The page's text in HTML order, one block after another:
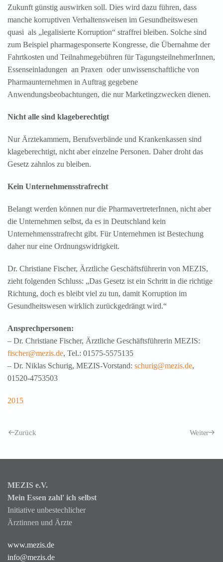
Zukunft günstig auswirken soll. Dies wird dazu führen, dass
manche korruptiven Verhaltensweisen im Gesundheitswesen
quasi als „legalisierte Korruption“ straffrei bleiben. Solche sind
zum Beispiel pharmagesponserte Kongresse, die Übernahme der
Fahrtkosten und Teilnahmegebühren für TagungsteilnehmerInnen,
Essenseinladungen an Praxen oder unwissenschaftliche von
Pharmaunternehmen in Auftrag gegebene
Anwendungsbeobachtungen, die nur Marketingzwecken dienen.
Nicht alle sind klageberechtigt
Nur Ärztekammern, Berufsverbände und Krankenkassen sind
klageberechtigt, nicht aber einzelne Personen. Daher droht das
Gesetz zahnlos zu bleiben.
Kein Unternehmensstrafrecht
Belangt werden können nur die PharmavertreterInnen, nicht aber
die Unternehmen selbst, da es in Deutschland kein
Unternehmensstrafrecht gibt. Für Unternehmen ist Bestechung
daher nur eine Ordnungswidrigkeit.
Dr. Christiane Fischer, Ärztliche Geschäftsführerin von MEZIS,
zieht folgenden Schluss: „Das Gesetz ist ein Schritt in die richtige
Richtung, doch es bleibt viel zu tun, damit Korruption im
Gesundheitswesen wirklich zurückgedrängt wird.“
Ansprechpersonen:
– Dr. Christiane Fischer, Ärztliche Geschäftsführerin MEZIS:
fischer@mezis.de, Tel.: 01575-5575135
– Dr. Niklas Schurig, MEZIS-Vorstand: schurig@mezis.de,
01520-4753503
2015
Zurück Weiter
MEZIS e.V.
Mein Essen zahl' ich selbst
Initiative unbestechlicher
Ärztinnen und Ärzte
www.mezis.de
info@mezis.de